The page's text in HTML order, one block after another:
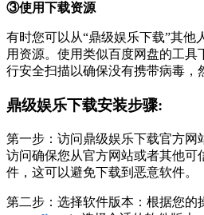
③使用下载资源
有时您可以从“鼎级娱乐下载”其他
用资源。使用类似百度网盘的工
行安全扫描以确保没有携带病毒，
鼎级娱乐下载安装步骤:
第一步：访问鼎级娱乐下载官方网
访问确保您从官方网站或者其他可
件，这可以避免下载到恶意软件。
第二步：选择软件版本：根据您的